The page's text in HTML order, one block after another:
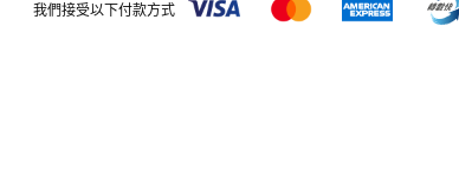
我們接受以下付款方式